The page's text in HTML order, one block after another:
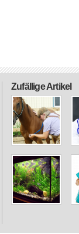
Zufällige Artikel